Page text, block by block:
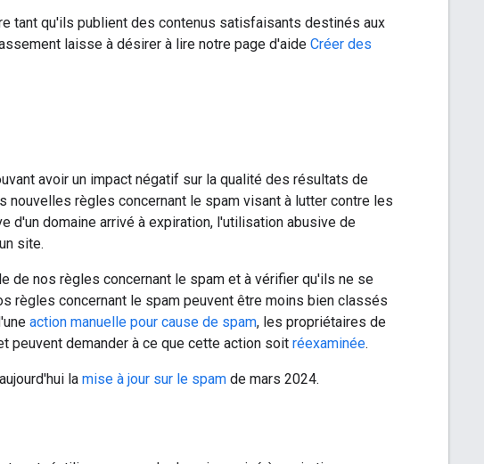
tant qu'ils publient des contenus satisfaisants destinés aux
laisse à désirer à lire notre page d'aide Créer des
avoir un impact négatif sur la qualité des résultats de
nouvelles règles concernant le spam visant à lutter contre les
d'un domaine arrivé à expiration, l'utilisation abusive de
site.
de nos règles concernant le spam et à vérifier qu'ils ne se
règles concernant le spam peuvent être moins bien classés
action manuelle pour cause de spam, les propriétaires de
peuvent demander à ce que cette action soit réexaminée.
la mise à jour sur le spam de mars 2024.